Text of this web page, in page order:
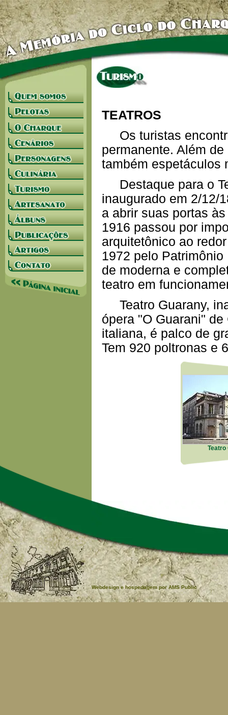
TEATROS
Os turistas
permanente. Além
também espetáculos
Destaque para o
inaugurado em 2/12/
a abrir suas portas
1916 passou por
arquitetônico ao
1972 pelo
de moderna e
teatro em
Teatro Guarany,
ópera "O Guarani"
italiana, é palco de
Tem 920 poltronas e
Teatro
Webdesign e hospedagem por AMS Public